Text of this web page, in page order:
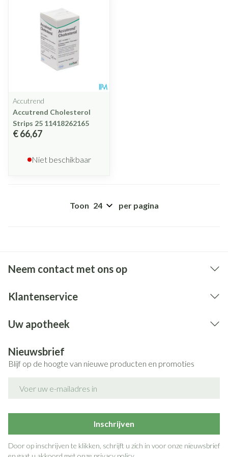
Accutrend
Accutrend Cholesterol
Strips 25 11418262165
€ 66,67
Niet beschikbaar
Toon per pagina
Neem contact met ons op
Klantenservice
Uw apotheek
Nieuwsbrief
Blijf op de hoogte van nieuwe producten en promoties
Inschrijven
Door op inschrijven te klikken, schrijft u zich in voor onze nieuwsbrief